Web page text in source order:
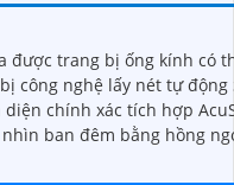
được trang bị ống kính có
công nghệ lấy nét tự động
chính xác tích hợp
ban đêm bằng hồng